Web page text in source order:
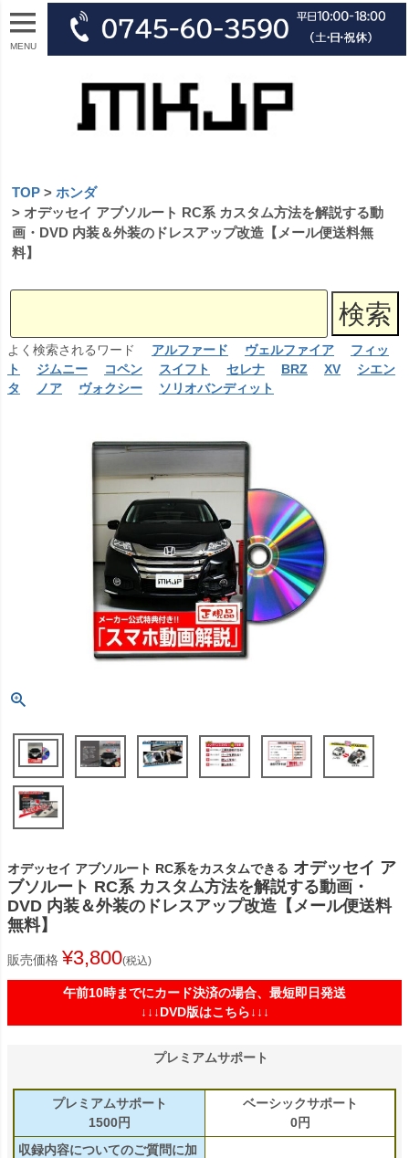
MENU
TOP
ホンダ
オデッセイ アブソルート RC系 カスタム方法を解説する動
画・DVD 内装＆外装のドレスアップ改造【メール便送料無
料】
よく検索されるワード アルファード ヴェルファイア
フィッ
ト
ジムニー コペン スイフト セレナ BRZ XV
シエン
タ
ノア ヴォクシー ソリオバンディット
オデッセイ アブソルート RC系をカスタムできる オデッセイ ア
ブソルート RC系 カスタム方法を解説する動画・
DVD 内装＆外装のドレスアップ改造【メール便送料
無料】
販売価格 ¥3,800 税込
午前10時までにカード決済の場合、最短即日発送
↓↓↓DVD版はこちら↓↓↓
プレミアムサポート
プレミアムサポート
1500円
ベーシックサポート
0円
収録内容についてのご質問に加